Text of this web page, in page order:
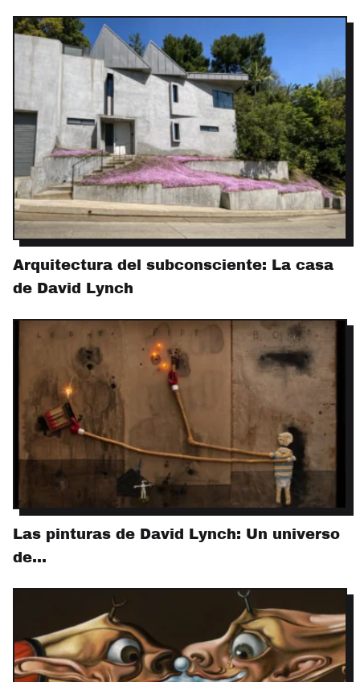
Arquitectura del subconsciente: La casa
de David Lynch
Las pinturas de David Lynch: Un universo
de…